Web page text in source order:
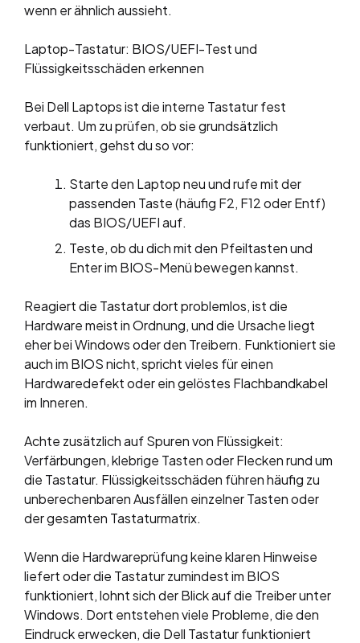
wenn er ähnlich aussieht.
Laptop-Tastatur: BIOS/UEFI-Test und
Flüssigkeitsschäden erkennen
Bei Dell Laptops ist die interne Tastatur fest
verbaut. Um zu prüfen, ob sie grundsätzlich
funktioniert, gehst du so vor:
Starte den Laptop neu und rufe mit der
passenden Taste (häufig F2, F12 oder Entf)
das BIOS/UEFI auf.
Teste, ob du dich mit den Pfeiltasten und
Enter im BIOS-Menü bewegen kannst.
Reagiert die Tastatur dort problemlos, ist die
Hardware meist in Ordnung, und die Ursache liegt
eher bei Windows oder den Treibern. Funktioniert sie
auch im BIOS nicht, spricht vieles für einen
Hardwaredefekt oder ein gelöstes Flachbandkabel
im Inneren.
Achte zusätzlich auf Spuren von Flüssigkeit:
Verfärbungen, klebrige Tasten oder Flecken rund um
die Tastatur. Flüssigkeitsschäden führen häufig zu
unberechenbaren Ausfällen einzelner Tasten oder
der gesamten Tastaturmatrix.
Wenn die Hardwareprüfung keine klaren Hinweise
liefert oder die Tastatur zumindest im BIOS
funktioniert, lohnt sich der Blick auf die Treiber unter
Windows. Dort entstehen viele Probleme, die den
Eindruck erwecken, die Dell Tastatur funktioniert